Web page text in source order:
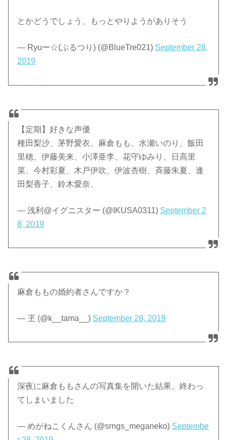
とかどうでしょう、もっとやりようがありそう
— Ryuー☆(ぶるつり) (@BlueTre021) September 28,
2019
【定期】好きな声優
種田梨沙、茅野愛衣、麻倉もも、水瀬いのり、飯田
里穂、伊藤美来、小澤亜李、花守ゆみり、日高里
菜、今村彩夏、木戸伊吹、伊波杏樹、斉藤朱夏、逢
田梨香子、鈴木愛奈、
— 浅利@イグニスター (@IKUSA0311) September 2
8, 2019
麻倉ももの婚約者さんですか？
— 玊 (@k__tama__) September 28, 2019
深夜に麻倉ももさんの写真集を開いた結果、終わっ
てしまいました
— めがねこくんさん (@srngs_meganeko) Septembe